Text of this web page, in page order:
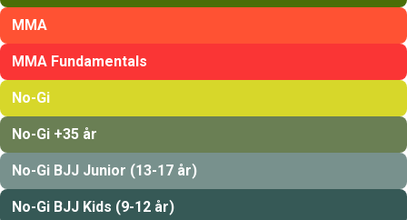
MMA
MMA Fundamentals
No-Gi
No-Gi +35 år
No-Gi BJJ Junior (13-17 år)
No-Gi BJJ Kids (9-12 år)